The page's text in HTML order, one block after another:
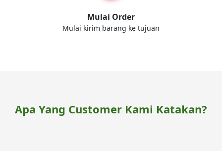
Mulai Order
Mulai kirim barang ke tujuan
Apa Yang Customer Kami Katakan?